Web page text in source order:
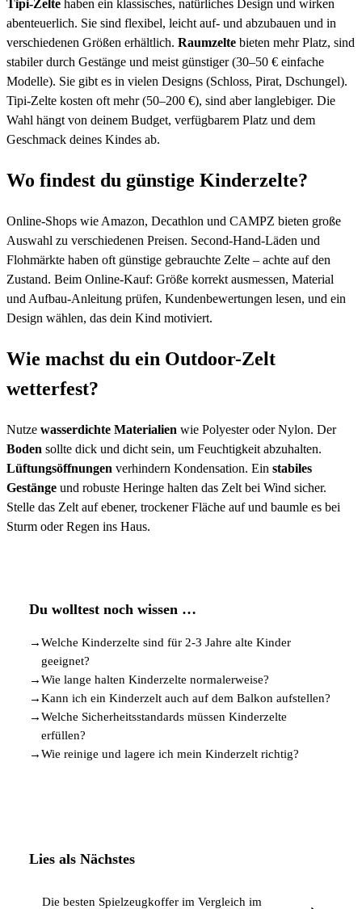
Tipi-Zelte haben ein klassisches, natürliches Design und wirken
abenteuerlich. Sie sind flexibel, leicht auf- und abzubauen und in
verschiedenen Größen erhältlich. Raumzelte bieten mehr Platz, sind
stabiler durch Gestänge und meist günstiger (30–50 € einfache
Modelle). Sie gibt es in vielen Designs (Schloss, Pirat, Dschungel).
Tipi-Zelte kosten oft mehr (50–200 €), sind aber langlebiger. Die
Wahl hängt von deinem Budget, verfügbarem Platz und dem
Geschmack deines Kindes ab.
Wo findest du günstige Kinderzelte?
Online-Shops wie Amazon, Decathlon und CAMPZ bieten große
Auswahl zu verschiedenen Preisen. Second-Hand-Läden und
Flohmärkte haben oft günstige gebrauchte Zelte – achte auf den
Zustand. Beim Online-Kauf: Größe korrekt ausmessen, Material
und Aufbau-Anleitung prüfen, Kundenbewertungen lesen, und ein
Design wählen, das dein Kind motiviert.
Wie machst du ein Outdoor-Zelt
wetterfest?
Nutze wasserdichte Materialien wie Polyester oder Nylon. Der
Boden sollte dick und dicht sein, um Feuchtigkeit abzuhalten.
Lüftungsöffnungen verhindern Kondensation. Ein stabiles
Gestänge und robuste Heringe halten das Zelt bei Wind sicher.
Stelle das Zelt auf ebener, trockener Fläche auf und baumle es bei
Sturm oder Regen ins Haus.
Du wolltest noch wissen …
→Welche Kinderzelte sind für 2-3 Jahre alte Kinder
geeignet?
→Wie lange halten Kinderzelte normalerweise?
→Kann ich ein Kinderzelt auch auf dem Balkon aufstellen?
→Welche Sicherheitsstandards müssen Kinderzelte
erfüllen?
→Wie reinige und lagere ich mein Kinderzelt richtig?
Lies als Nächstes
Die besten Spielzeugkoffer im Vergleich im